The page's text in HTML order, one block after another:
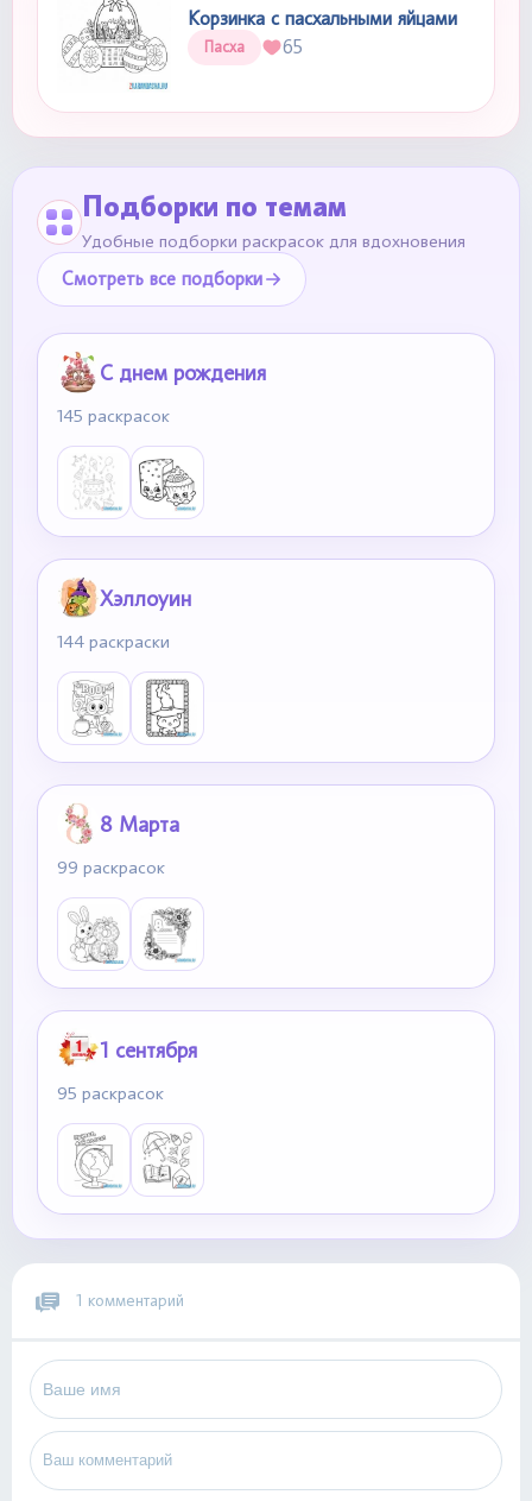
Корзинка с пасхальными яйцами
Пасха 65
Подборки по темам
Удобные подборки раскрасок для вдохновения
Смотреть все подборки
С днем рождения
145 раскрасок
Хэллоуин
144 раскраски
8 Марта
99 раскрасок
1 сентября
95 раскрасок
1 комментарий